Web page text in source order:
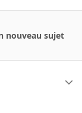
nouveau sujet